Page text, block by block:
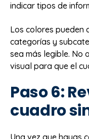
indicar tipos de
Los colores pueden
categorías y
sea más legible. No
visual para que el
Paso 6:
cuadro